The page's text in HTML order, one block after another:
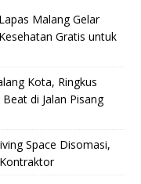
Malang Gelar
Gratis untuk
Kota, Ringkus
di Jalan Pisang
Space Disomasi,